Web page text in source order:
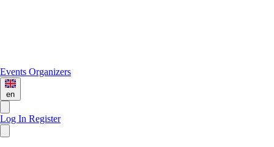
Events Organizers
en
Log In Register